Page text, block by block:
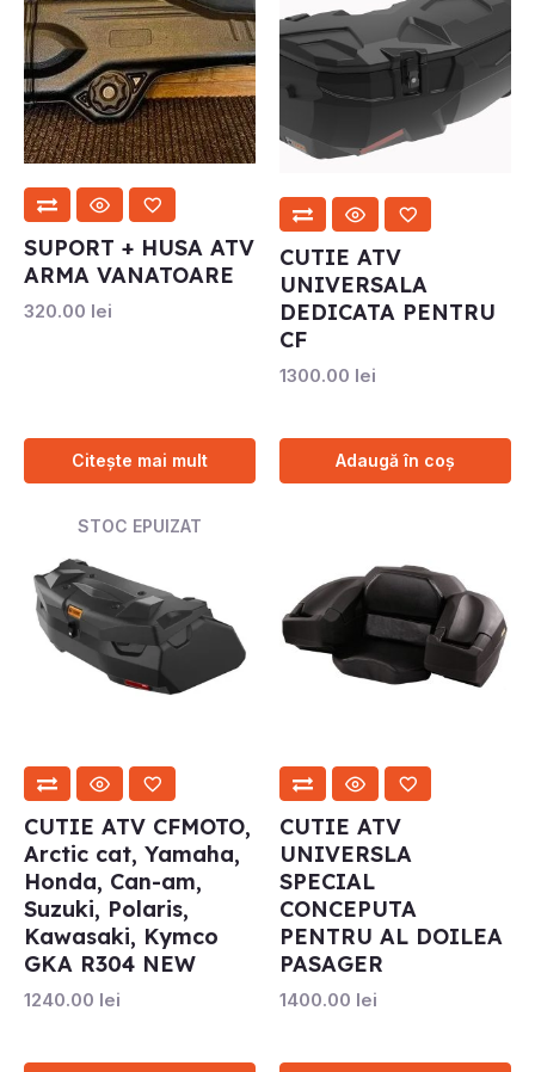
SUPORT + HUSA ATV
ARMA VANATOARE
320.00 lei
Citește mai mult
CUTIE ATV
UNIVERSALA
DEDICATA PENTRU
CF
1300.00 lei
Adaugă în coș
STOC EPUIZAT
CUTIE ATV CFMOTO,
Arctic cat, Yamaha,
Honda, Can-am,
Suzuki, Polaris,
Kawasaki, Kymco
GKA R304 NEW
1240.00 lei
CUTIE ATV
UNIVERSLA
SPECIAL
CONCEPUTA
PENTRU AL DOILEA
PASAGER
1400.00 lei